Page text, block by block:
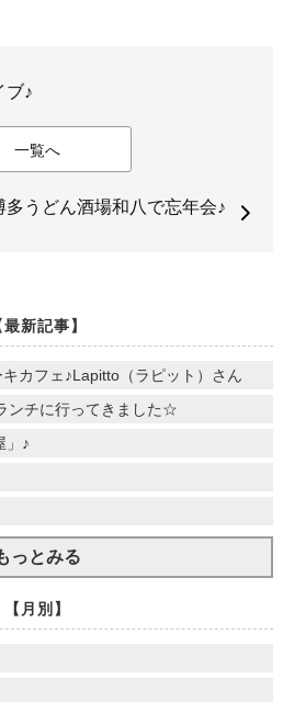
ブ♪
一覧へ
多うどん酒場和八で忘年会♪
最新記事】
カフェ♪Lapitto（ラピット）さん
ンチに行ってきました☆
」♪
っとみる
【月別】